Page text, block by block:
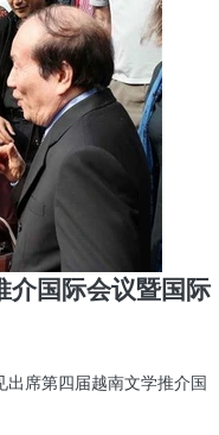
介国际会议暨国际
出席第四届越南文学推介国